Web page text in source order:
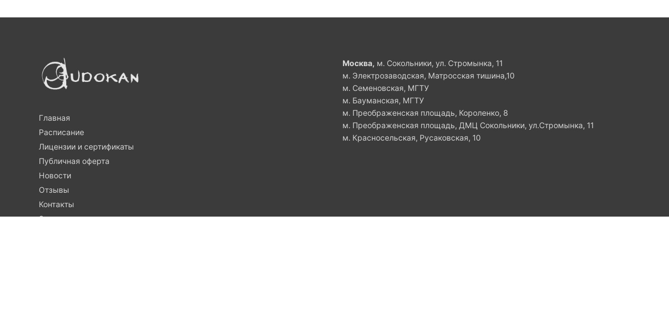
Главная
Расписание
Лицензии и сертификаты
Публичная оферта
Новости
Отзывы
Контакты
Заявление
Москва, м. Сокольники, ул. Стромынка, 11
м. Электрозаводская, Матросская тишина,10
м. Семеновская, МГТУ
м. Бауманская, МГТУ
м. Преображенская площадь, Короленко, 8
м. Преображенская площадь, ДМЦ Сокольники, ул.Стромынка, 11
м. Красносельская, Русаковская, 10